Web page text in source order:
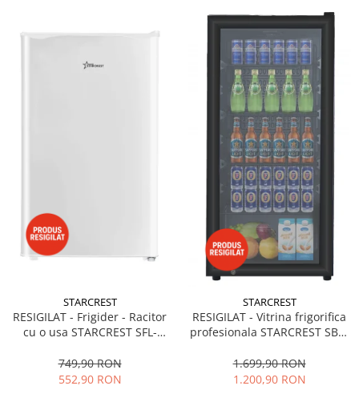
STARCREST
RESIGILAT - Frigider - Racitor
cu o usa STARCREST SFL-
92L, Iluminare interioara,H 83
cm, Alb
749,90 RON
552,90 RON
STARCREST
RESIGILAT - Vitrina frigorifica
profesionala STARCREST SBC-
reglabil, Iluminare LED, H 104
cm, Negru
1.699,90 RON
1.200,90 RON